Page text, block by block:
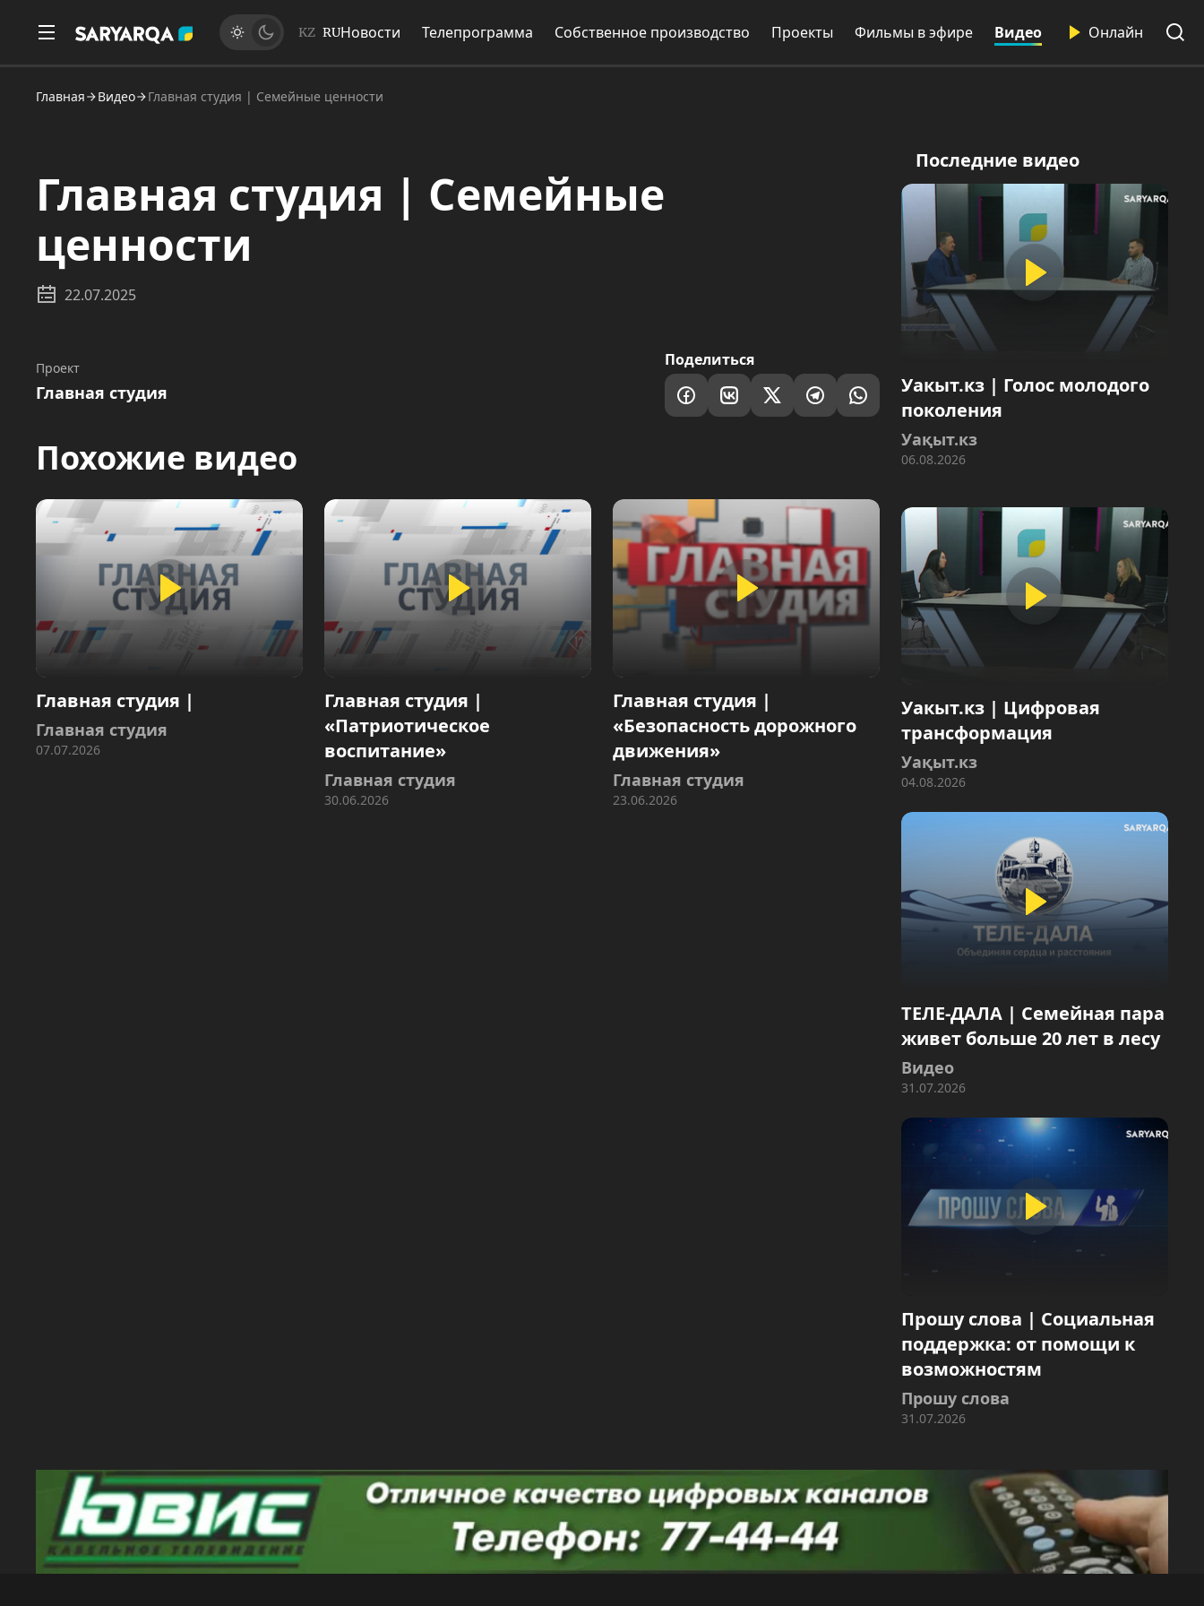
KZ RUНовости Телепрограмма Собственное производство Проекты Фильмы в эфире Видео Онлайн
Главная Видео Главная студия | Семейные ценности
Главная студия | Семейные
ценности
22.07.2025
Проект
Главная студия
Поделиться
Похожие видео
Главная студия |
Главная студия
07.07.2026
Главная студия |
«Патриотическое
воспитание»
Главная студия
30.06.2026
Главная студия |
«Безопасность дорожного
движения»
Главная студия
23.06.2026
Последние видео
Уакыт.кз | Голос молодого
поколения
Уақыт.кз
06.08.2026
Уакыт.кз | Цифровая
трансформация
Уақыт.кз
04.08.2026
ТЕЛЕ-ДАЛА | Семейная пара
живет больше 20 лет в лесу
Видео
31.07.2026
Прошу слова | Социальная
поддержка: от помощи к
возможностям
Прошу слова
31.07.2026